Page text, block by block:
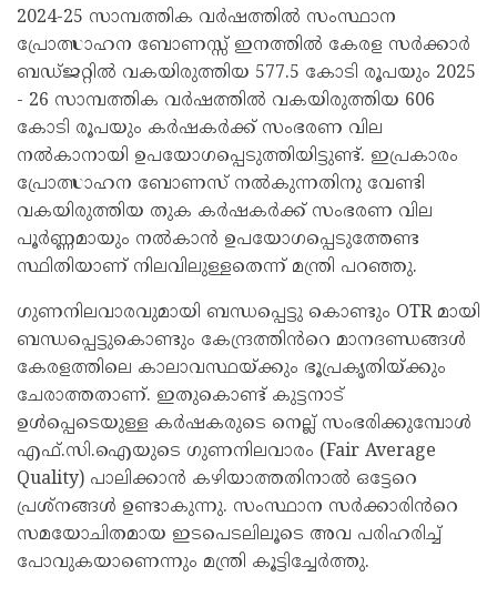
2024-25 സാമ്പത്തിക വർഷത്തിൽ സംസ്ഥാന
പ്രോത്സാഹന ബോണസ്സ് ഇനത്തിൽ കേരള സർക്കാർ
ബഡ്ജറ്റിൽ വകയിരുത്തിയ 577.5 കോടി രൂപയും 2025
- 26 സാമ്പത്തിക വർഷത്തിൽ വകയിരുത്തിയ 606
കോടി രൂപയും കർഷകർക്ക് സംഭരണ വില
നൽകാനായി ഉപയോഗപ്പെടുത്തിയിട്ടുണ്ട്. ഇപ്രകാരം
പ്രോത്സാഹന ബോണസ് നൽകുന്നതിനു വേണ്ടി
വകയിരുത്തിയ തുക കർഷകർക്ക് സംഭരണ വില
പൂർണ്ണമായും നൽകാൻ ഉപയോഗപ്പെടുത്തേണ്ട
സ്ഥിതിയാണ് നിലവിലുള്ളതെന്ന് മന്ത്രി പറഞ്ഞു.
ഗുണനിലവാരവുമായി ബന്ധപ്പെട്ടു കൊണ്ടും OTR മായി
ബന്ധപ്പെട്ടുകൊണ്ടും കേന്ദ്രത്തിൻറെ മാനദണ്ഡങ്ങൾ
കേരളത്തിലെ കാലാവസ്ഥയ്ക്കും ഭൂപ്രകൃതിയ്ക്കും
ചേരാത്തതാണ്. ഇതുകൊണ്ട് കുട്ടനാട്
ഉൾപ്പെടെയുള്ള കർഷകരുടെ നെല്ല് സംഭരിക്കുമ്പോൾ
എഫ്.സി.ഐയുടെ ഗുണനിലവാരം (Fair Average
Quality) പാലിക്കാൻ കഴിയാത്തതിനാൽ ഒട്ടേറെ
പ്രശ്‌നങ്ങൾ ഉണ്ടാകുന്നു. സംസ്ഥാന സർക്കാരിൻറെ
സമയോചിതമായ ഇടപെടലിലൂടെ അവ പരിഹരിച്ച്
പോവുകയാണെന്നും മന്ത്രി കൂട്ടിച്ചേർത്തു.